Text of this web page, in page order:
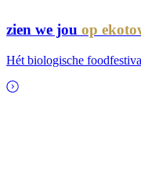
zien we jou op
Hét biologische